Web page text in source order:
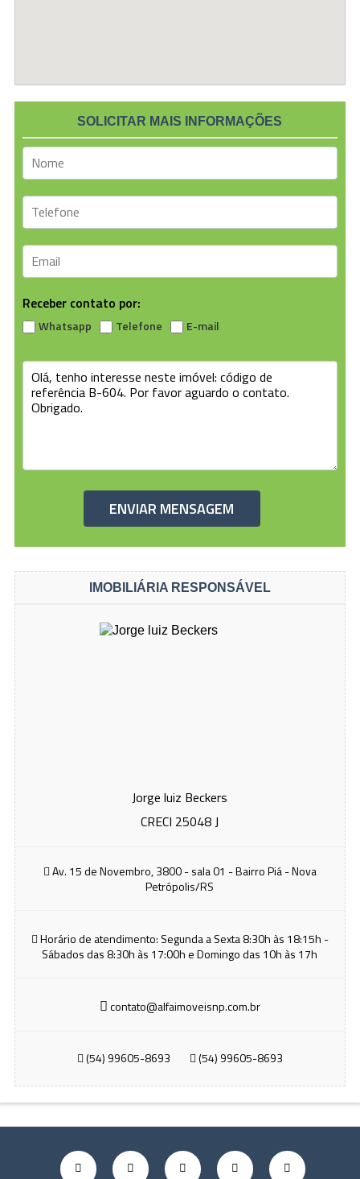
SOLICITAR MAIS INFORMAÇÕES
Receber contato por:
Whatsapp Telefone E-mail
IMOBILIÁRIA RESPONSÁVEL
Jorge luiz Beckers
CRECI 25048 J
Av. 15 de Novembro, 3800 - sala 01 - Bairro Piá - Nova
Petrópolis/RS
Horário de atendimento: Segunda a Sexta 8:30h às 18:15h -
Sábados das 8:30h às 17:00h e Domingo das 10h às 17h
contato@alfaimoveisnp.com.br
(54) 99605-8693 (54) 99605-8693